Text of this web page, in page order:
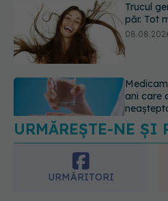
ani care
care
serioase
URMĂREȘTE-NE ȘI
URMĂRITORI
365